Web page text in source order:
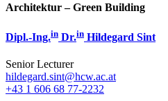
Architektur – Green Building
Dipl.-Ing.in Dr.in Hildegard Sint
Senior Lecturer
hildegard.sint@hcw.ac.at
+43 1 606 68 77-2232